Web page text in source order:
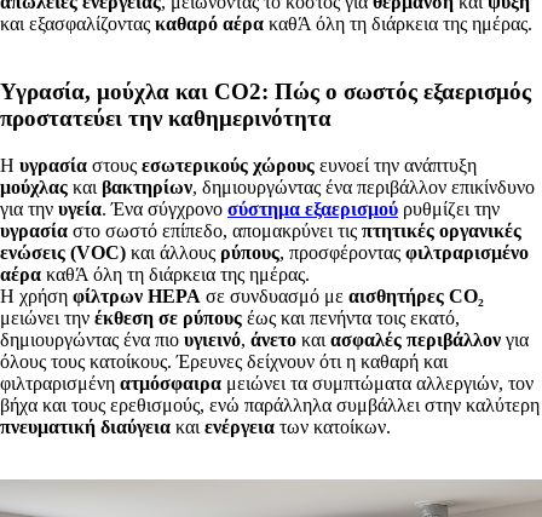
και εξασφαλίζοντας καθαρό αέρα καθΆ όλη τη διάρκεια της ημέρας.
Υγρασία, μούχλα και CO2: Πώς ο σωστός εξαερισμός
προστατεύει την καθημερινότητα
Η υγρασία στους εσωτερικούς χώρους ευνοεί την ανάπτυξη
μούχλας και βακτηρίων, δημιουργώντας ένα περιβάλλον επικίνδυνο
για την υγεία. Ένα σύγχρονο σύστημα εξαερισμού ρυθμίζει την
υγρασία στο σωστό επίπεδο, απομακρύνει τις πτητικές οργανικές
ενώσεις (VOC) και άλλους ρύπους, προσφέροντας φιλτραρισμένο
αέρα καθΆ όλη τη διάρκεια της ημέρας.
Η χρήση φίλτρων HEPA σε συνδυασμό με αισθητήρες CO₂
μειώνει την έκθεση σε ρύπους έως και πενήντα τοις εκατό,
δημιουργώντας ένα πιο υγιεινό, άνετο και ασφαλές περιβάλλον για
όλους τους κατοίκους. Έρευνες δείχνουν ότι η καθαρή και
φιλτραρισμένη ατμόσφαιρα μειώνει τα συμπτώματα αλλεργιών, τον
βήχα και τους ερεθισμούς, ενώ παράλληλα συμβάλλει στην καλύτερη
πνευματική διαύγεια και ενέργεια των κατοίκων.